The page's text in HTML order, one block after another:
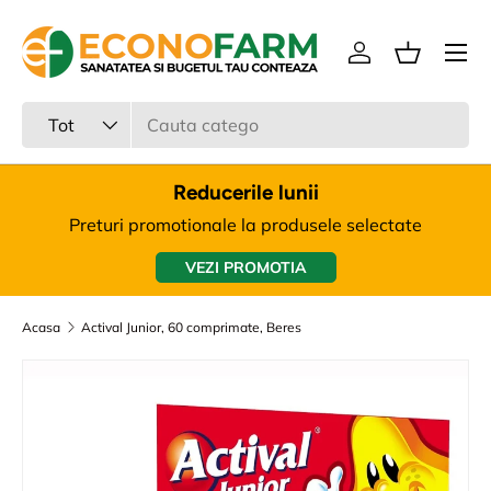
Sari la continut
Tot
Intra in cont
Cos
Meniu
Reducerile lunii
Preturi promotionale la produsele selectate
VEZI PROMOTIA
Acasa Actival Junior, 60 comprimate, Beres